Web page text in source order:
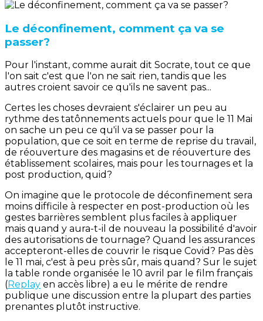
Le déconfinement, comment ça va se
passer?
Pour l'instant, comme aurait dit Socrate, tout ce que
l'on sait c'est que l'on ne sait rien, tandis que les
autres croient savoir ce qu'ils ne savent pas...
Certes les choses devraient s'éclairer un peu au
rythme des tatônnements actuels pour que le 11 Mai
on sache un peu ce qu'il va se passer pour la
population, que ce soit en terme de reprise du travail,
de réouverture des magasins et de réouverture des
établissement scolaires, mais pour les tournages et la
post production, quid?
On imagine que le protocole de déconfinement sera
moins difficile à respecter en post-production où les
gestes barrières semblent plus faciles à appliquer
mais quand y aura-t-il de nouveau la possibilité d'avoir
des autorisations de tournage? Quand les assurances
accepteront-elles de couvrir le risque Covid? Pas dès
le 11 mai, c'est à peu près sûr, mais quand? Sur le sujet
la table ronde organisée le 10 avril par le film français
(Replay en accès libre) a eu le mérite de rendre
publique une discussion entre la plupart des parties
prenantes plutôt instructive.